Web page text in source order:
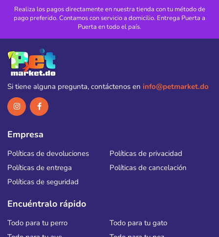
Realiza los pagos directamente en nuestra tienda con tu método de
pago preferido. Contamos con servicio a domicilio. Entrega Puerta a
Puerta en todo el país.
Si tiene alguna pregunta, contáctenos en info@petmarket.do
Empresa
Políticas de devoluciones
Políticas de privacidad
Políticas de entrega
Políticas de cancelación
Políticas de seguridad
Encuéntralo rápido
Todo para tu perro
Todo para tu gato